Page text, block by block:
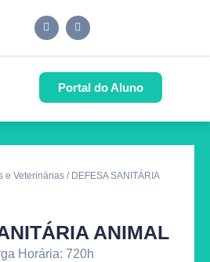
Portal do Aluno
e Veterinárias / DEFESA SANITÁRIA
ANIMAL
Horária: 720h